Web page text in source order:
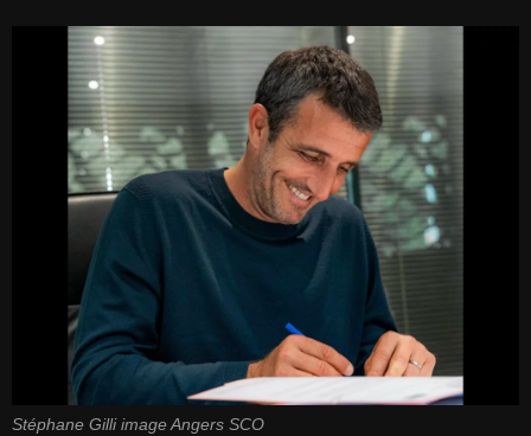
Stéphane Gilli image Angers SCO